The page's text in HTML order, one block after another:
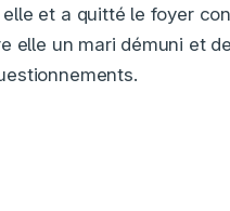
et a quitté le foyer
elle un mari démuni et